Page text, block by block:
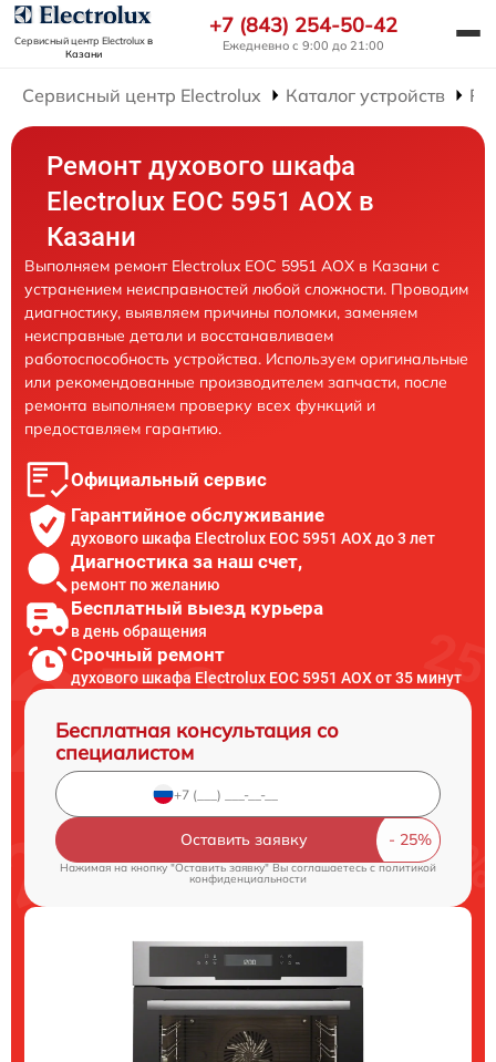
Сервисный центр Electroluxв
Казани
+7 (843) 254-50-42
Ежедневно с 9:00 до 21:00
Сервисный центр Electrolux Каталог устройств
Ремонт духового шкафа
Electrolux EOC 5951 AOX в
Казани
Выполняем ремонт Electrolux EOC 5951 AOX в Казани с
устранением неисправностей любой сложности. Проводим
диагностику, выявляем причины поломки, заменяем
неисправные детали и восстанавливаем
работоспособность устройства. Используем оригинальные
или рекомендованные производителем запчасти, после
ремонта выполняем проверку всех функций и
предоставляем гарантию.
Официальный сервис
Гарантийное обслуживание
духового шкафа Electrolux EOC 5951 AOX до 3 лет
Диагностика за наш счет,
ремонт по желанию
Бесплатный выезд курьера
в день обращения
Срочный ремонт
духового шкафа Electrolux EOC 5951 AOX от 35 минут
Бесплатная консультация со
специалистом
Оставить заявку
Нажимая на кнопку "Оставить заявку" Вы соглашаетесь c политикой
конфиденциальности